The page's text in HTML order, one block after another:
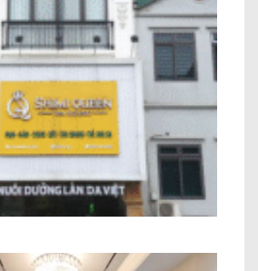
Hợp Kinh Doanh Chị Hiền
Minh Khai